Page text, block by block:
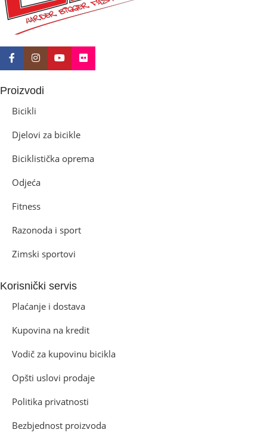
Proizvodi
Bicikli
Djelovi za bicikle
Biciklistička oprema
Odjeća
Fitness
Razonoda i sport
Zimski sportovi
Korisnički servis
Plaćanje i dostava
Kupovina na kredit
Vodič za kupovinu bicikla
Opšti uslovi prodaje
Politika privatnosti
Bezbjednost proizvoda